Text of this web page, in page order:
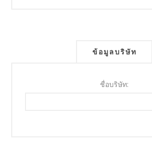
ข้อมูลบริษัท
ชื่อบริษัท: